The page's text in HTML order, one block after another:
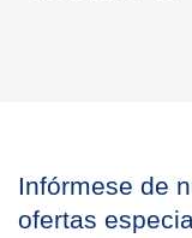
Infórmese de
ofertas